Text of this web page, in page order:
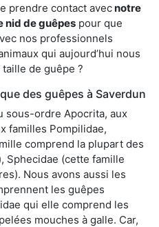
prendre contact avecnotre
nid de guêpes pour que
nos professionnels
qui aujourd’hui nous
de guêpe ?
des guêpes à Saverdun
sous-ordre Apocrita, aux
familles Pompilidae,
comprend la plupart des
Sphecidae (cette famille
Nous avons aussi les
les guêpes
qui elle comprend les
mouches à galle. Car,